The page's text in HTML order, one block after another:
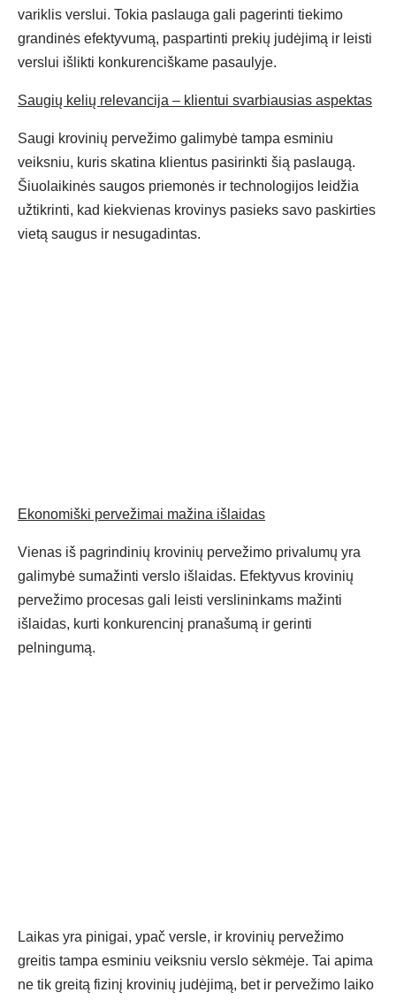
variklis verslui. Tokia paslauga gali pagerinti tiekimo
grandinės efektyvumą, paspartinti prekių judėjimą ir leisti
verslui išlikti konkurenciškame pasaulyje.
Saugių kelių relevancija – klientui svarbiausias aspektas
Saugi krovinių pervežimo galimybė tampa esminiu
veiksniu, kuris skatina klientus pasirinkti šią paslaugą.
Šiuolaikinės saugos priemonės ir technologijos leidžia
užtikrinti, kad kiekvienas krovinys pasieks savo paskirties
vietą saugus ir nesugadintas.
Ekonomiški pervežimai mažina išlaidas
Vienas iš pagrindinių krovinių pervežimo privalumų yra
galimybė sumažinti verslo išlaidas. Efektyvus krovinių
pervežimo procesas gali leisti verslininkams mažinti
išlaidas, kurti konkurencinį pranašumą ir gerinti
pelningumą.
Laikas yra pinigai, ypač versle, ir krovinių pervežimo
greitis tampa esminiu veiksniu verslo sėkmėje. Tai apima
ne tik greitą fizinį krovinių judėjimą, bet ir pervežimo laiko